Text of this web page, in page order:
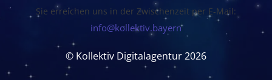
Sie erreichen uns in der Zwischenzeit per E-Mail:
info@kollektiv.bayern
© Kollektiv Digitalagentur 2026